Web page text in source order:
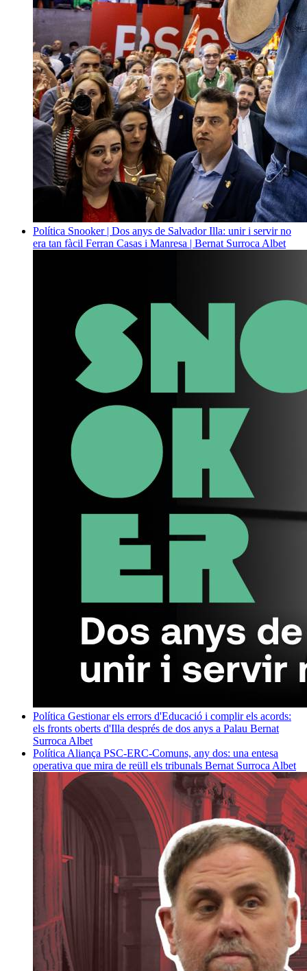
Política Snooker | Dos anys de Salvador Illa: unir i servir no
era tan fàcil Ferran Casas i Manresa | Bernat Surroca Albet
Política Gestionar els errors d'Educació i complir els acords:
els fronts oberts d'Illa després de dos anys a Palau Bernat
Surroca Albet
Política Aliança PSC-ERC-Comuns, any dos: una entesa
operativa que mira de reüll els tribunals Bernat Surroca Albet